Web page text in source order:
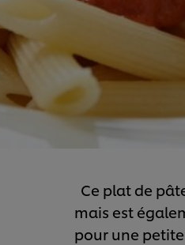
Ce plat de
mais est
pour une